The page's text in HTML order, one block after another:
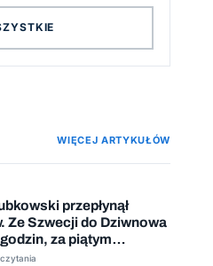
WIĘCEJ ARTYKUŁÓW
przepłynął
Ze Szwecji do Dziwnowa
za piątym